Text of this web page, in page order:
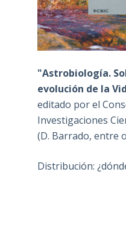
"Astrobiología.
evolución de la
editado por el
Investigaciones
(D. Barrado, entre
Distribución: